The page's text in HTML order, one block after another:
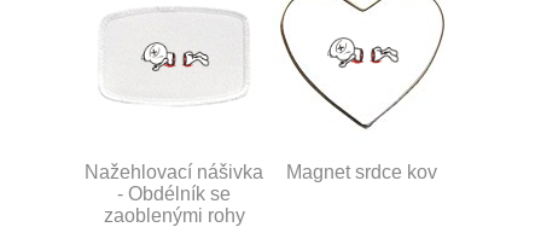
Nažehlovací nášivka
- Obdélník se
zaoblenými rohy
Magnet srdce kov